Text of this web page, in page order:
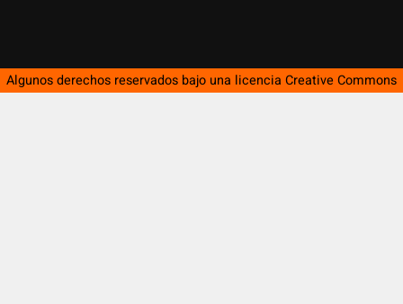
Algunos derechos reservados bajo una licencia Creative Commons